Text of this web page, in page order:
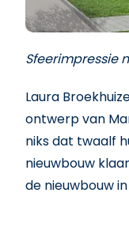
Sfeerimpressie
Laura
ontwerp van
niks dat twaalf
nieuwbouw
de nieuwbouw